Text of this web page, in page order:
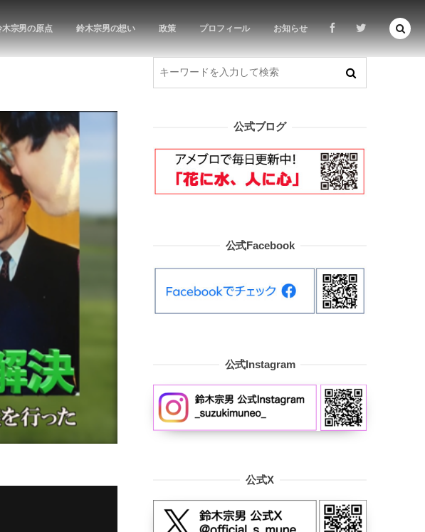
木宗男の原点 鈴木宗男の想い 政策 プロフィール お知らせ
公式ブログ
公式Facebook
公式Instagram
公式X